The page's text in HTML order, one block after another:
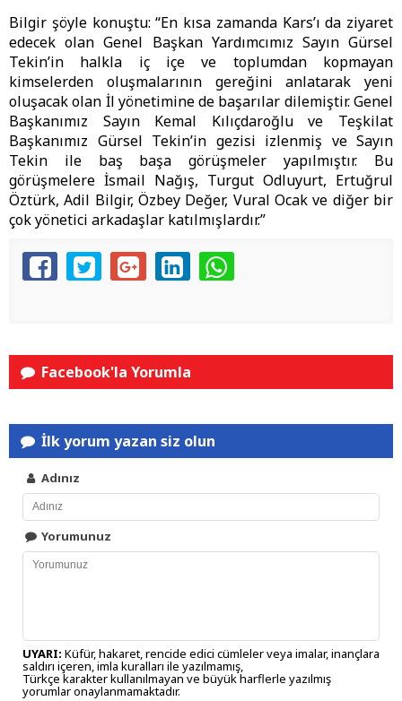
Bilgir şöyle konuştu: “En kısa zamanda Kars’ı da ziyaret
edecek olan Genel Başkan Yardımcımız Sayın Gürsel
Tekin’in halkla iç içe ve toplumdan kopmayan
kimselerden oluşmalarının gereğini anlatarak yeni
oluşacak olan İl yönetimine de başarılar dilemiştir. Genel
Başkanımız Sayın Kemal Kılıçdaroğlu ve Teşkilat
Başkanımız Gürsel Tekin’in gezisi izlenmiş ve Sayın
Tekin ile baş başa görüşmeler yapılmıştır. Bu
görüşmelere İsmail Nağış, Turgut Odluyurt, Ertuğrul
Öztürk, Adil Bilgir, Özbey Değer, Vural Ocak ve diğer bir
çok yönetici arkadaşlar katılmışlardır.”
Facebook'la Yorumla
İlk yorum yazan siz olun
Adınız
Yorumunuz
UYARI: Küfür, hakaret, rencide edici cümleler veya imalar, inançlara
saldırı içeren, imla kuralları ile yazılmamış,
Türkçe karakter kullanılmayan ve büyük harflerle yazılmış
yorumlar onaylanmamaktadır.